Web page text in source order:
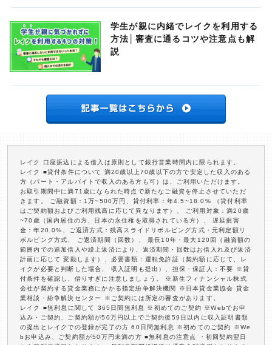
学生が親に内緒でレイクを利用する
方法│審査に通るコツや注意点も解
説
レイク 口座振込による借入は原則として銀行営業時間内に限られます。
レイク ■貸付条件について 満20歳以上70歳以下の方で安定した収入のある
方（パート・アルバイトで収入のある方も可）は、ご利用いただけます。
お取引期間中に満71歳になられた時点で新たなご融資を停止させていただ
きます。 ご融資額：1万~500万円、貸付利率：年4.5~18.0% （貸付利率
はご契約額およびご利用残高に応じて異なります）、 ご利用対象：満20歳
~70歳（国内居住の方、日本の永住権を取得されている方）、 遅延損害
金：年20.0%、ご返済方式：残高スライドリボルビング方式・元利定額リ
ボルビング方式、 ご返済期間（回数）、 最長10年・最大120回（融資額の
範囲内での追加借入や繰上返済により、返済期間・回数はお借入れ及び返済
計画に応じて 変動します）、必要書類：運転免許証（契約額に応じて、レ
イクが必要と判断した場合、 収入証明も提出）、担保・保証人：不要 ※貸
付条件を確認し、借りすぎに注意しましょう。 ※新生フィナンシャル株式
会社が契約する貸金業務にかかる指定紛争解決機関 ※日本貸金業協会 貸金
業相談・紛争解決センター ※ご契約には所定の審査があります。
レイク ■無利息に関して 365日間無利息 ※初めてのご契約 ※Webでお申
込み・ご契約、ご契約額が50万円以上でご契約後59日以内に収入証明書類
の提出とレイクでの登録が完了の方 60日間無利息 ※初めてのご契約 ※We
bお申込み、ご契約額が50万円未満の方 ■無利息の注意点 ・初回契約翌日